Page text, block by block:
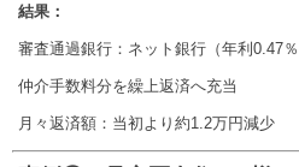
結果：
審査通過銀行：ネット銀行（年利0.47％
仲介手数料分を繰上返済へ充当
月々返済額：当初より約1.2万円減少